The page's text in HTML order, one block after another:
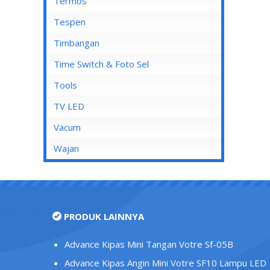
Stop Kontak AC
Stop Kontak CP
Stop Kontak Dinding
Stop Kontak Isi 2
Stop Kontak LAN/Data
Stop Kontak Lantai
Stop Kontak Telepon
Stop Kontak TV/Antena
Tutup Stop Kontak
Tespen
Timbangan
Time Switch & Foto Sel
Tools
TV LED
Vacum
Wajan
PRODUK LAINNYA
Advance Kipas Mini Tangan Votre Sf-05B
Advance Kipas Angin Mini Votre SF10 Lampu LED